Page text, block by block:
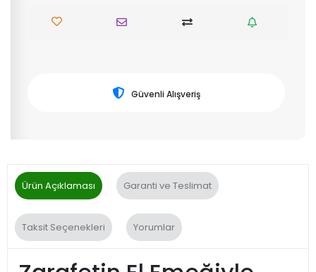
Güvenli Alışveriş
Ürün Açıklaması Garanti ve Teslimat
Taksit Seçenekleri Yorumlar